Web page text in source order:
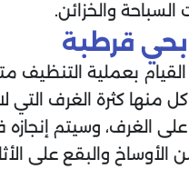
والخزائن.
قرطبة
القيام بعملية
منها كثرة الغرف
الغرف، وسيتم
والبقع على